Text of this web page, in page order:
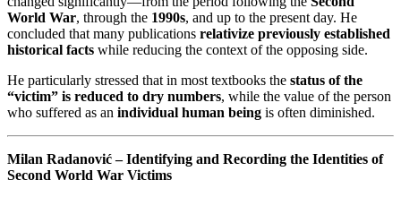
World War, through the 1990s, and up to the present day. He
concluded that many publications relativize previously established
historical facts while reducing the context of the opposing side.
He particularly stressed that in most textbooks the status of the
“victim” is reduced to dry numbers, while the value of the person
who suffered as an individual human being is often diminished.
Milan Radanović – Identifying and Recording the Identities of
Second World War Victims